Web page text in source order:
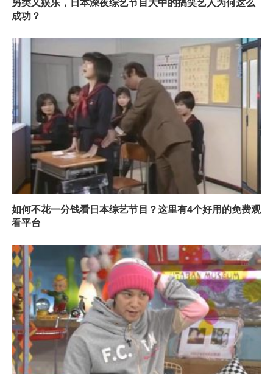
另类又娱乐，日本深夜综艺节目大中的搞笑艺人为何这么
成功？
如何不花一分钱看日本综艺节目？这里有4个好用的免费观
看平台